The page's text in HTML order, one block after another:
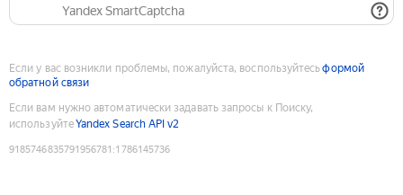
Yandex SmartCaptcha
Если у вас возникли проблемы, пожалуйста, воспользуйтесьформой
обратной связи
Если вам нужно автоматически задавать запросы к Поиску,
используйтеYandex Search API v2
9185746835791956781 :1786145736